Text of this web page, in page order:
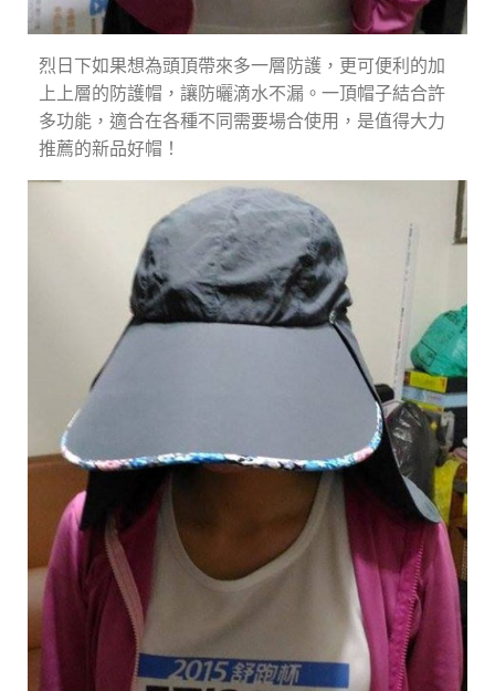
烈日下如果想為頭頂帶來多一層防護，更可便利的加
上上層的防護帽，讓防曬滴水不漏。一頂帽子結合許
多功能，適合在各種不同需要場合使用，是值得大力
推薦的新品好帽！